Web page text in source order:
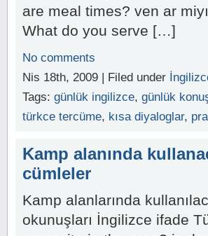
are meal times? ven ar
What do you serve […]
No comments
Nis 18th, 2009 | Filed under
Tags: günlük ingilizce, günlük
türkce tercüme, kısa diyaloglar,
Kamp alanında
cümleler
Kamp alanlarında
okunuşları İngilizce ifade